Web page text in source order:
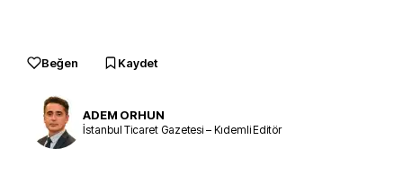
Beğen Kaydet
ADEM ORHUN
İstanbul Ticaret Gazetesi – Kıdemli Editör